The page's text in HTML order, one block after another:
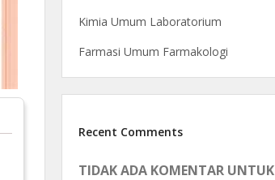
Kimia Umum Laboratorium
Farmasi Umum Farmakologi
Recent Comments
TIDAK ADA KOMENTAR UNTUK